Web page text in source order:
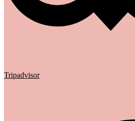
Tripadvisor